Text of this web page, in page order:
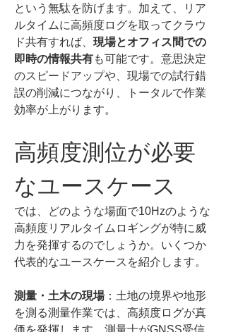
という無駄を防げます。加えて、リア
ルタイムに高頻度ログを取ってクラウ
ド共有すれば、 現場とオフィス間での
即時の情報共有も可能です。意思決定
のスピードアップや、現場での試行錯
誤の削減につながり、トータルで作業
効率が上がります。
高頻度測位が必要
なユースケース
では、どのような場面で10Hzのような
高頻度リアルタイムロギングが特に威
力を発揮するのでしょうか。いくつか
代表的なユースケースを紹介します。
測量・土木の現場：土地の境界や地形
を測る測量作業では、高頻度ログが真
価を発揮します。測量士がGNSS受信